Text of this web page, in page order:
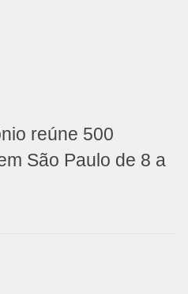
reúne 500
São Paulo de 8 a